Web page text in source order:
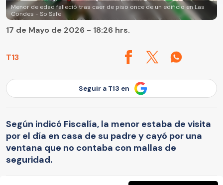
Menor de edad falleció tras caer de piso once de un edificio en Las
Condes - So Safe
T13
17 de Mayo de 2026 - 18:26 hrs.
Seguir a T13 en
Según indicó Fiscalía, la menor estaba de visita
por el día en casa de su padre y cayó por una
ventana que no contaba con mallas de
seguridad.